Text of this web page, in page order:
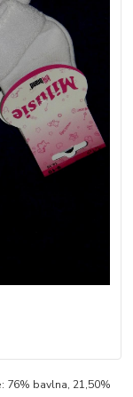
bavlna, 21,50%